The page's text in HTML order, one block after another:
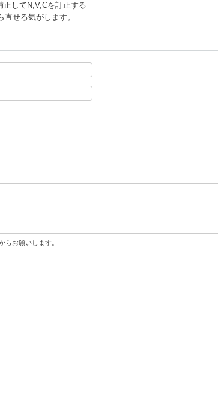
してN,V,Cを訂正する
せる気がします。
らお願いします。